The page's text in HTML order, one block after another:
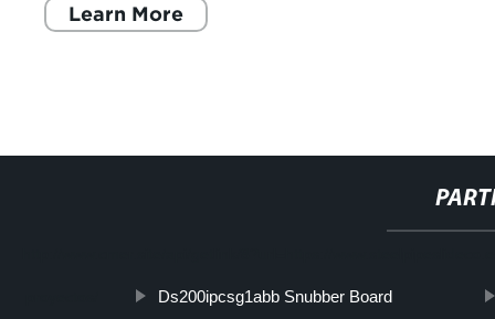
Learn More
Ds200ipcsg1abb Snubber Board